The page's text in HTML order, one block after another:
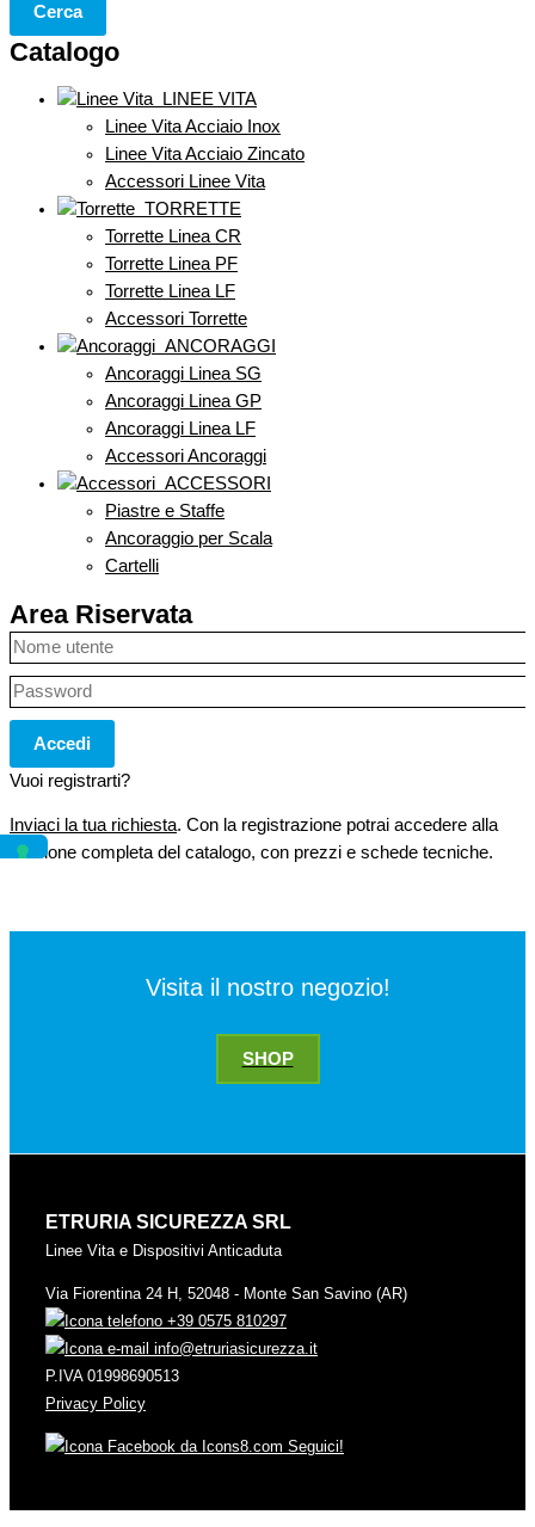
Cerca
Catalogo
LINEE VITA
Linee Vita Acciaio Inox
Linee Vita Acciaio Zincato
Accessori Linee Vita
TORRETTE
Torrette Linea CR
Torrette Linea PF
Torrette Linea LF
Accessori Torrette
ANCORAGGI
Ancoraggi Linea SG
Ancoraggi Linea GP
Ancoraggi Linea LF
Accessori Ancoraggi
ACCESSORI
Piastre e Staffe
Ancoraggio per Scala
Cartelli
Area Riservata
Accedi
Vuoi registrarti?
Inviaci la tua richiesta. Con la registrazione potrai accedere alla
versione completa del catalogo, con prezzi e schede tecniche.
Visita il nostro negozio!
SHOP
ETRURIA SICUREZZA SRL
Linee Vita e Dispositivi Anticaduta
Via Fiorentina 24 H, 52048 - Monte San Savino (AR)
+39 0575 810297
info@etruriasicurezza.it
P.IVA 01998690513
Privacy Policy
Seguici!